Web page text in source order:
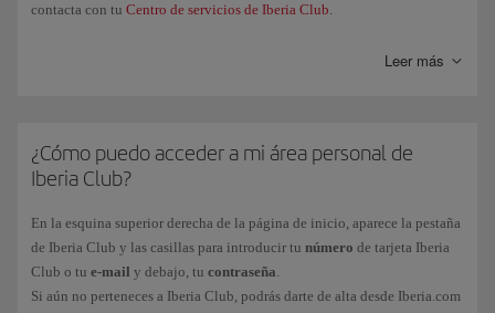
contacta con tu Centro de servicios de Iberia Club.
Leer más
¿Cómo puedo acceder a mi área personal de
Iberia Club?
En la esquina superior derecha de la página de inicio, aparece la pestaña
de Iberia Club y las casillas para introducir tu número de tarjeta Iberia
Club o tu e-mail y debajo, tu contraseña.
Si aún no perteneces a Iberia Club, podrás darte de alta desde Iberia.com